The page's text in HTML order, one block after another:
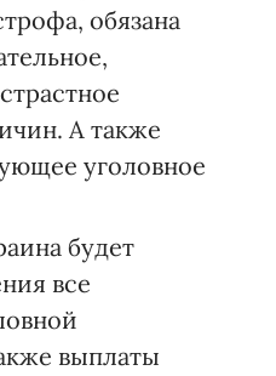
обязана
А также
уголовное
будет
все
выплаты